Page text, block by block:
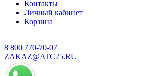
Контакты
Личный кабинет
Корзина
8 800 770-70-07
ZAKAZ@ATC25.RU